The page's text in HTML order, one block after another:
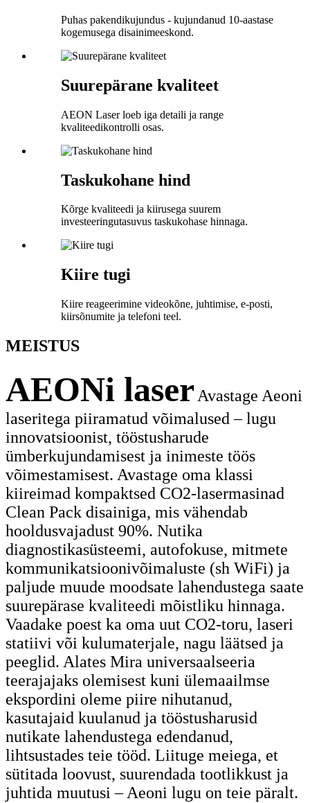
Puhas pakendikujundus - kujundanud 10-aastase
kogemusega disainimeeskond.
Suurepärane kvaliteet
AEON Laser loeb iga detaili ja range
kvaliteedikontrolli osas.
Taskukohane hind
Kõrge kvaliteedi ja kiirusega suurem
investeeringutasuvus taskukohase hinnaga.
Kiire tugi
Kiire reageerimine videokõne, juhtimise, e-posti,
kiirsõnumite ja telefoni teel.
MEISTUS
AEONi laser Avastage Aeoni
laseritega piiramatud võimalused – lugu
innovatsioonist, tööstusharude
ümberkujundamisest ja inimeste töös
võimestamisest. Avastage oma klassi
kiireimad kompaktsed CO2-lasermasinad
Clean Pack disainiga, mis vähendab
hooldusvajadust 90%. Nutika
diagnostikasüsteemi, autofokuse, mitmete
kommunikatsioonivõimaluste (sh WiFi) ja
paljude muude moodsate lahendustega saate
suurepärase kvaliteedi mõistliku hinnaga.
Vaadake poest ka oma uut CO2-toru, laseri
statiivi või kulumaterjale, nagu läätsed ja
peeglid. Alates Mira universaalseeria
teerajajaks olemisest kuni ülemaailmse
ekspordini oleme piire nihutanud,
kasutajaid kuulanud ja tööstusharusid
nutikate lahendustega edendanud,
lihtsustades teie tööd. Liituge meiega, et
sütitada loovust, suurendada tootlikkust ja
juhtida muutusi – Aeoni lugu on teie päralt.